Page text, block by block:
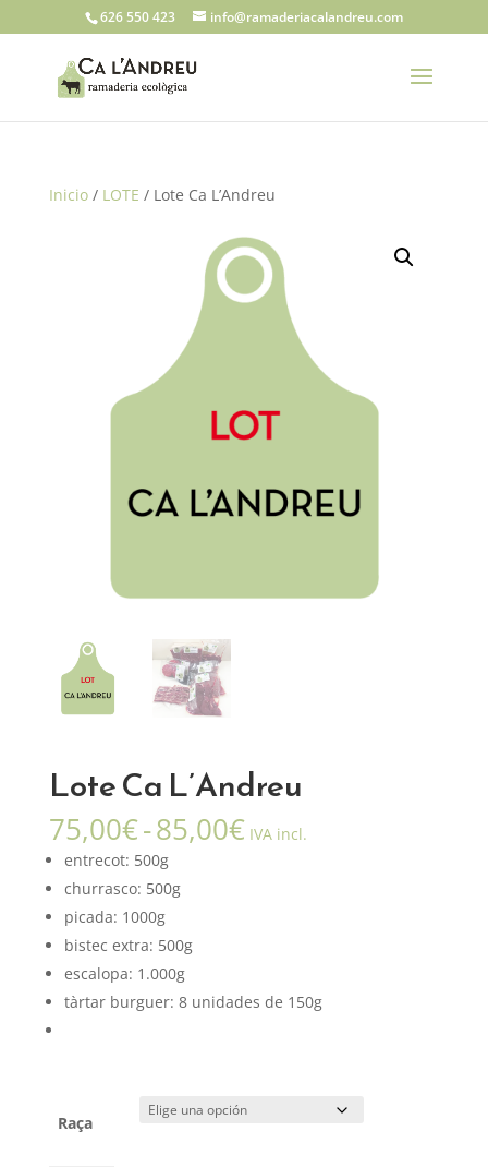
626 550 423 info@ramaderiacalandreu.com
Inicio/ LOTE / Lote Ca L’Andreu
Lote Ca L’Andreu
75,00€-85,00€Rango
de
IVA incl.
entrecot: 500g
churrasco: 500g
picada: 1000g
bistec extra: 500g
escalopa: 1.000g
tàrtar burguer: 8 unidades de 150g
Raça